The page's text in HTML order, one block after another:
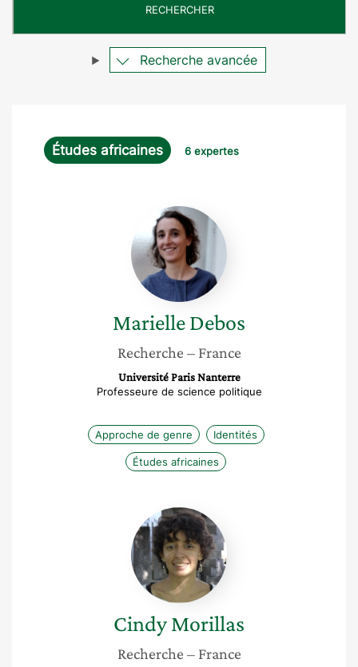
e
RECHERCHER
Recherche avancée
Études africaines 6 expertes
Marielle
Debos
MarielleDebos
Recherche – France
Université Paris Nanterre
Professeure de science politique
Approche de genre Identités
Études africaines
Cindy
Morillas
CindyMorillas
Recherche – France